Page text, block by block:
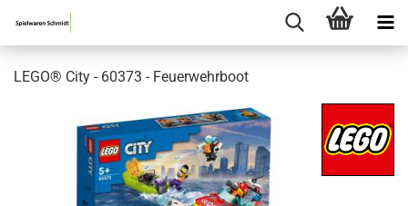
LEGO® City - 60373 - Feuerwehrboot